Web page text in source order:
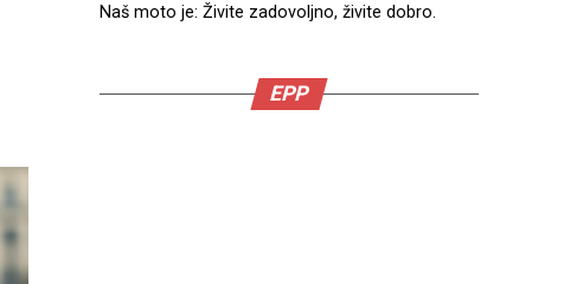
Naš moto je: Živite zadovoljno, živite dobro.
EPP